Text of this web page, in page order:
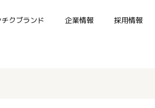
クブランド 企業情報 採用情報